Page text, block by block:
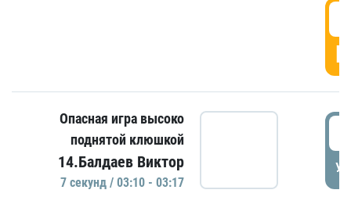
Опасная игра высоко
поднятой клюшкой
14.Балдаев Виктор
7 секунд / 03:10 - 03:17